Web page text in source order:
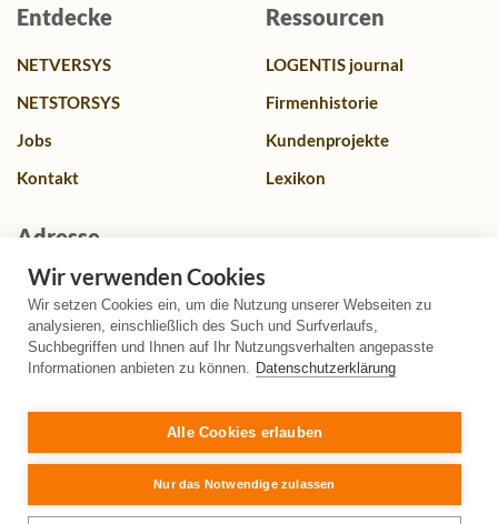
Wir verwenden Cookies
Wir setzen Cookies ein, um die Nutzung unserer Webseiten zu
analysieren, einschließlich des Such und Surfverlaufs,
Suchbegriffen und Ihnen auf Ihr Nutzungsverhalten angepasste
Informationen anbieten zu können. Datenschutzerklärung
Alle Cookies erlauben
Nur das Notwendige zulassen
Entdecke
NETVERSYS
NETSTORSYS
Jobs
Kontakt
Ressourcen
LOGENTIS journal
Firmenhistorie
Kundenprojekte
Lexikon
Adresse
Franz-Lenz Str. 4, 49084 Osnabrück, Deutschland
+49 (0)541 580587 0
info@logentis.de
Copyright @2026LOGENTIS GmbH. All rights reserved.